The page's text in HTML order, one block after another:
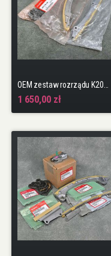
1 650,00 zł